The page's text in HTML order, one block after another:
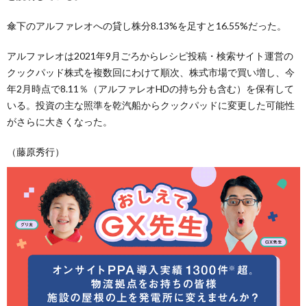
傘下のアルファレオへの貸し株分8.13%を足すと16.55%だった。
アルファレオは2021年9月ごろからレシピ投稿・検索サイト運営の
クックパッド株式を複数回にわけて順次、株式市場で買い増し、今
年2月時点で8.11％（アルファレオHDの持ち分も含む）を保有して
いる。投資の主な照準を乾汽船からクックパッドに変更した可能性
がさらに大きくなった。
（藤原秀行）